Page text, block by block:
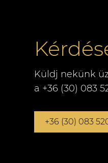
Küldj nekünk
a +36 (30) 083
+36 (30) 083